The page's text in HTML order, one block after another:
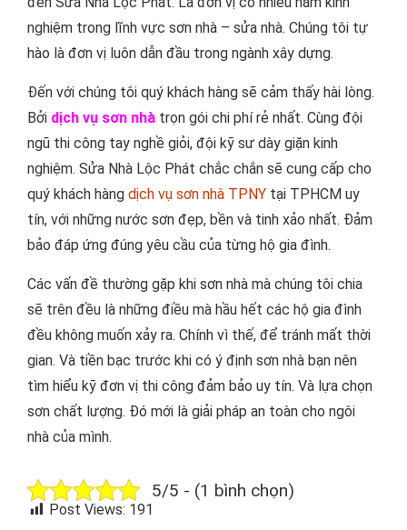
nghiệm trong lĩnh vực sơn nhà – sửa nhà. Chúng tôi tự
hào là đơn vị luôn dẫn đầu trong ngành xây dựng.
Đến với chúng tôi quý khách hàng sẽ cảm thấy hài lòng.
Bởi dịch vụ sơn nhà trọn gói chi phí rẻ nhất. Cùng đội
ngũ thi công tay nghề giỏi, đội kỹ sư dày giặn kinh
nghiệm. Sửa Nhà Lộc Phát chắc chắn sẽ cung cấp cho
quý khách hàng dịch vụ sơn nhà TPNY tại TPHCM uy
tín, với những nước sơn đẹp, bền và tinh xảo nhất. Đảm
bảo đáp ứng đúng yêu cầu của từng hộ gia đình.
Các vấn đề thường gặp khi sơn nhà mà chúng tôi chia
sẽ trên đều là những điều mà hầu hết các hộ gia đình
đều không muốn xảy ra. Chính vì thế, để tránh mất thời
gian. Và tiền bạc trước khi có ý định sơn nhà bạn nên
tìm hiểu kỹ đơn vị thi công đảm bảo uy tín. Và lựa chọn
sơn chất lượng. Đó mới là giải pháp an toàn cho ngôi
nhà của mình.
5/5 - (1 bình chọn)
Post Views: 191